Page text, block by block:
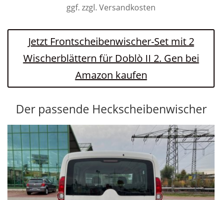
ggf. zzgl. Versandkosten
Jetzt Frontscheibenwischer-Set mit 2
Wischerblättern für Doblò II 2. Gen bei
Amazon kaufen
Der passende Heckscheibenwischer